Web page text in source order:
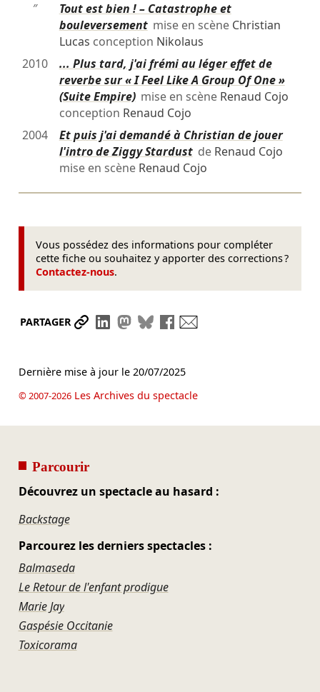
″
Tout est bien ! – Catastrophe et
bouleversementmise en scène Christian
Lucas conception Nikolaus
2010
... Plus tard, j'ai frémi au léger effet de
reverbe sur « I Feel Like A Group Of One »
(Suite Empire)mise en scène Renaud Cojo
conception Renaud Cojo
2004
Et puis j'ai demandé à Christian de jouer
l'intro de Ziggy Stardustde Renaud Cojo
mise en scène Renaud Cojo
Vous possédez des informations pour compléter
cette fiche ou souhaitez y apporter des corrections ?
Contactez-nous.
PARTAGER Partager le lien
Partager sur LinkedIn
Partager sur Mastodon
Partager sur Bluesky
Partager sur Facebook
Dernière mise à jour le 20/07/2025
© 2007-2026Les Archives du spectacle
Parcourir
Découvrez un spectacle au hasard :
Backstage
Parcourez les derniers spectacles :
Balmaseda
Le Retour de l'enfant prodigue
Marie Jay
Gaspésie Occitanie
Toxicorama